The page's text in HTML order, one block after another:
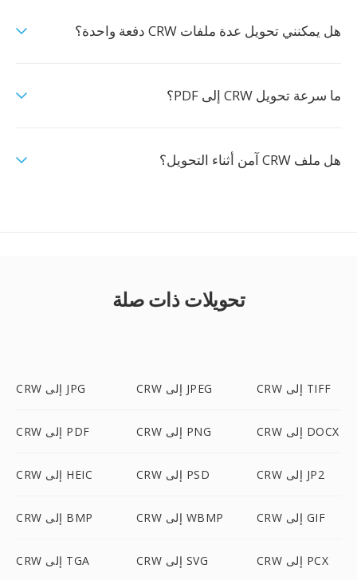
هل يمكنني تحويل عدة ملفات CRW دفعة واحدة؟
ما سرعة تحويل CRW إلى PDF؟
هل ملف CRW آمن أثناء التحويل؟
تحويلات ذات صلة
CRW إلى JPG CRW إلى JPEG CRW إلى TIFF
CRW إلى PDF CRW إلى PNG CRW إلى DOCX
CRW إلى HEIC CRW إلى PSD CRW إلى JP2
CRW إلى BMP CRW إلى WBMP CRW إلى GIF
CRW إلى TGA CRW إلى SVG CRW إلى PCX